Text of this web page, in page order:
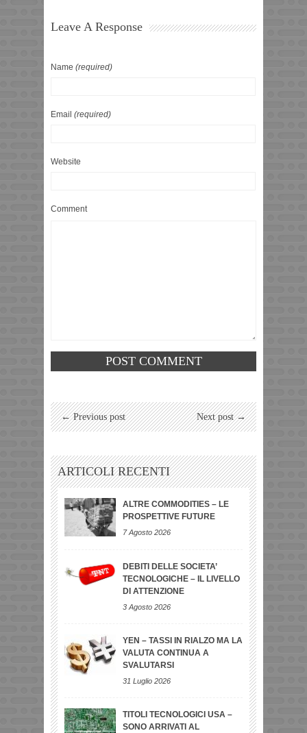
Leave A Response
Name (required)
Email (required)
Website
Comment
← Previous post Next post →
ARTICOLI RECENTI
ALTRE COMMODITIES – LE
PROSPETTIVE FUTURE
7 Agosto 2026
DEBITI DELLE SOCIETA’
TECNOLOGICHE – IL LIVELLO
DI ATTENZIONE
3 Agosto 2026
YEN – TASSI IN RIALZO MA LA
VALUTA CONTINUA A
SVALUTARSI
31 Luglio 2026
TITOLI TECNOLOGICI USA –
SONO ARRIVATI AL